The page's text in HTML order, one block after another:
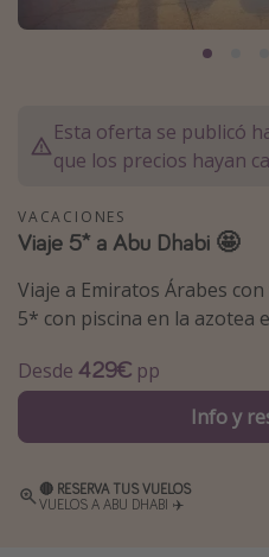
Marruecos
Tailandia
Albania
Inspiración para viajes
Camping
Glamping
Viajar sola como mujer
Ofertas para Vacaciones
Esta oferta se publicó
que los precios hayan
VACACIONES
Viaje 5* a Abu Dhabi 🤩
Viaje a Emiratos Árabes
5* con piscina en la azotea
Desde 429€ pp
Info y
🔴 RESERVA TUS VUELOS
VUELOS A ABU DHABI ✈️